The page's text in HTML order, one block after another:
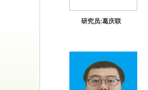
研究员:葛庆联